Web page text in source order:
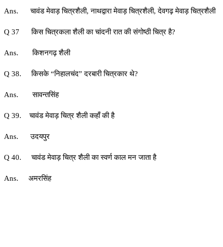
Ans. चावंड मेवाड़ चित्रशैली, नाथद्वारा मेवाड़ चित्रशैली, देवगढ़ मेवाड़ चित्रशैली
Q 37 किस चित्रकला शैली का चांदनी रात की संगोष्ठी चित्र है?
Ans. किशनगढ़ शैली
Q 38. किसके “निहालचंद” दरबारी चित्रकार थे?
Ans. सावन्तसिंह
Q 39. चावंड मेवाड़ चित्र शैली कहाँ की है
Ans. उदयपुर
Q 40. चावंड मेवाड़ चित्र शैली का स्वर्ण काल मन जाता है
Ans. अमरसिंह